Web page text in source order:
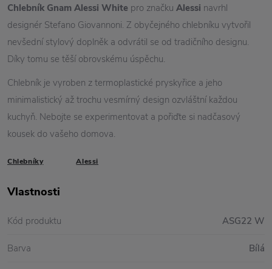
Chlebník Gnam Alessi White pro značku Alessi navrhl
designér Stefano Giovannoni. Z obyčejného chlebníku vytvořil
nevšední stylový doplněk a odvrátil se od tradičního designu.
Díky tomu se těší obrovskému úspěchu.
Chlebník je vyroben z termoplastické pryskyřice a jeho
minimalistický až trochu vesmírný design ozvláštní každou
kuchyň. Nebojte se experimentovat a pořiďte si nadčasový
kousek do vašeho domova.
Chlebníky Alessi
Vlastnosti
Kód produktu ASG22 W
Barva Bílá